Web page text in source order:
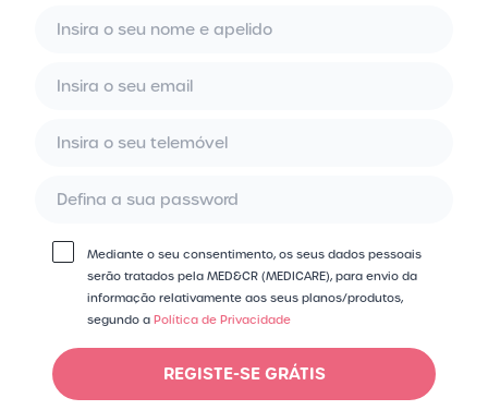
Mediante o seu consentimento, os seus dados pessoais
serão tratados pela MED&CR (MEDICARE), para envio da
informação relativamente aos seus planos/​produtos,
segundo a Política de Privacidade
REGISTE-SE GRÁTIS